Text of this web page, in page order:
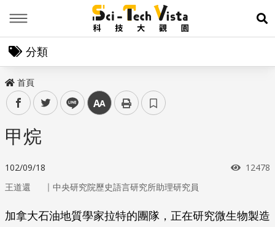
展
分類
首頁
facebooktwitter line 中
甲烷
102/09/18 瀏覽次
12478
王道還 ｜ 中央研究院歷史語言研究所助理研究員
加拿大石油地質學家拉特的團隊，正在研究微生物製造